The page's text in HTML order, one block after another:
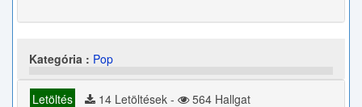
Kategória : Pop
Letöltés 14 Letöltések - 564 Hallgat